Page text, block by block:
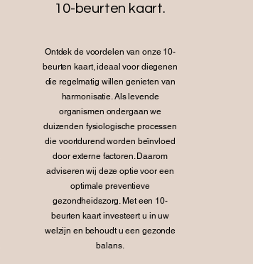
10-beurten kaart.
Ontdek de voordelen van onze 10-
beurten kaart, ideaal voor diegenen
die regelmatig willen genieten van
harmonisatie. Als levende
organismen ondergaan we
duizenden fysiologische processen
die voortdurend worden beïnvloed
door externe factoren. Daarom
adviseren wij deze optie voor een
optimale preventieve
gezondheidszorg. Met een 10-
beurten kaart investeert u in uw
welzijn en behoudt u een gezonde
balans.